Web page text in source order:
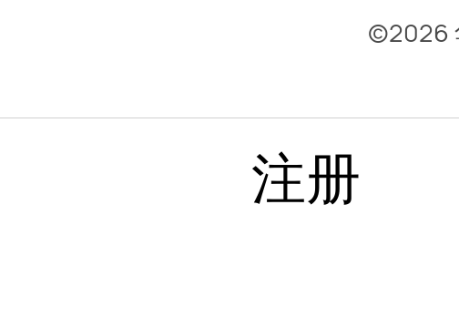
户需求、
理方法融
品，提升
©2026
注册